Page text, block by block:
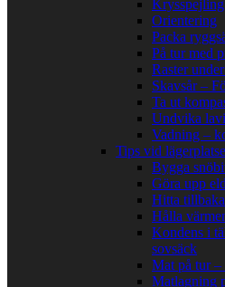
Krysspejling
Orientering
Packa
På tur med
Raster
Skavsår –
Ta ut
Undvika
Vadning –
Tips vid
Bygga
Göra upp eld
Hitta
Hålla
Kondens i
sovsäck
Mat på tur –
Matlagning